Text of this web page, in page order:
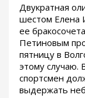
Двукратная
шестом Елена
ее
Петиновым
пятницу в
этому случаю.
спортсмен
выдержать